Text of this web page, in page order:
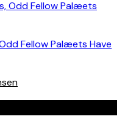
Fellow Palæets Have